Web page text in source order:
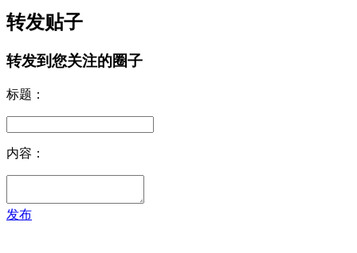
转发贴子
转发到您关注的圈子
标题：
内容：
发布